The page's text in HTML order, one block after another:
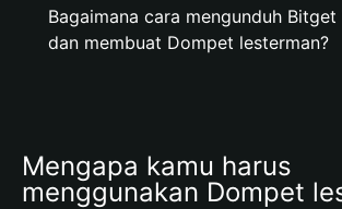
Bagaimana cara mengunduh Bitget
dan membuat Dompet lesterman?
Mengapa kamu harus
menggunakan Dompet